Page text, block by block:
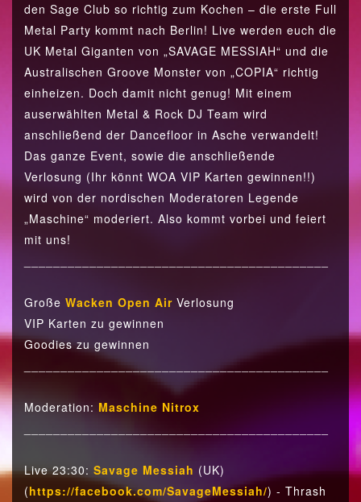
den Sage Club so richtig zum Kochen – die erste Full
Metal Party kommt nach Berlin! Live werden euch die
UK Metal Giganten von „SAVAGE MESSIAH“ und die
Australischen Groove Monster von „COPIA“ richtig
einheizen. Doch damit nicht genug! Mit einem
auserwählten Metal & Rock DJ Team wird
anschließend der Dancefloor in Asche verwandelt!
Das ganze Event, sowie die anschließende
Verlosung (Ihr könnt WOA VIP Karten gewinnen!!)
wird von der nordischen Moderatoren Legende
„Maschine“ moderiert. Also kommt vorbei und feiert
mit uns!
Große Wacken Open Air Verlosung
VIP Karten zu gewinnen
Goodies zu gewinnen
__________________________________________
Moderation: Maschine Nitrox
Live 23:30: Savage Messiah (UK)
(https://facebook.com/SavageMessiah/) - Thrash